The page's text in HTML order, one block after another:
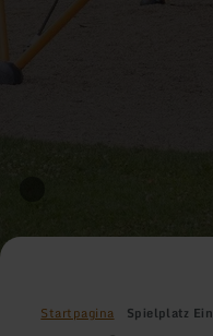
Startpagina Spielplatz